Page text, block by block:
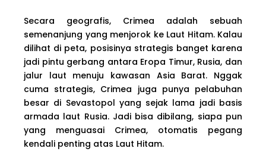
Secara geografis, Crimea adalah sebuah
semenanjung yang menjorok ke Laut Hitam. Kalau
dilihat di peta, posisinya strategis banget karena
jadi pintu gerbang antara Eropa Timur, Rusia, dan
jalur laut menuju kawasan Asia Barat. Nggak
cuma strategis, Crimea juga punya pelabuhan
besar di Sevastopol yang sejak lama jadi basis
armada laut Rusia. Jadi bisa dibilang, siapa pun
yang menguasai Crimea, otomatis pegang
kendali penting atas Laut Hitam.